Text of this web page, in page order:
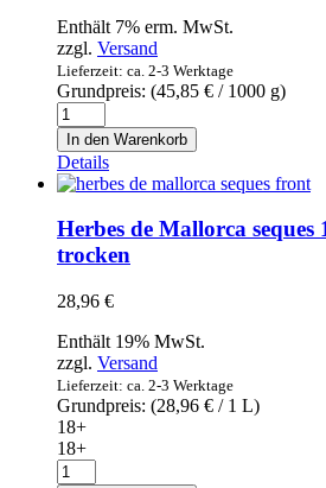
Riesenoliven
150g
Menge
Enthält 7% erm. MwSt.
zzgl. Versand
Lieferzeit: ca. 2-3 Werktage
Grundpreis: (45,85 € / 1000 g)
Turron
de
almendra
blando
-
Dos
Hermanos
-
Mandel
200g
Menge
In den Warenkorb
Details
Herbes de Mallorca
trocken
28,96 €
Enthält 19% MwSt.
zzgl. Versand
Lieferzeit: ca. 2-3 Werktage
Grundpreis: (28,96 € / 1 L)
18+
18+
Herbes